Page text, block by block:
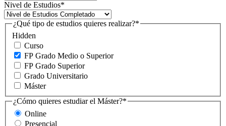
Nivel de Estudios*
Hidden
¿Qué tipo de estudios quieres realizar?*
Curso
FP Grado Medio o Superior
FP Grado Superior
Grado Universitario
Máster
¿Cómo quieres estudiar el Máster?*
Online
Presencial